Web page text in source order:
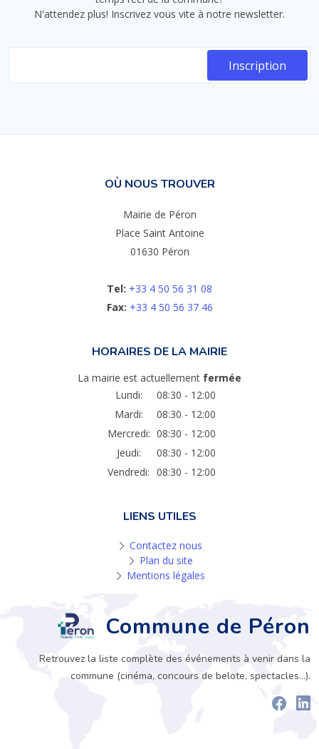
N'attendez plus! Inscrivez vous vite à notre newsletter.
OÙ NOUS TROUVER
Mairie de Péron
Place Saint Antoine
01630 Péron
Tel: +33 4 50 56 31 08
Fax: +33 4 50 56 37 46
HORAIRES DE LA MAIRIE
La mairie est actuellement fermée
Lundi:
08:30 - 12:00
Mardi:
08:30 - 12:00
Mercredi: 08:30 - 12:00
Jeudi:
08:30 - 12:00
Vendredi: 08:30 - 12:00
LIENS UTILES
Contactez nous
Plan du site
Mentions légales
Commune de Péron
Retrouvez la liste complète des événements à venir dans la
commune (cinéma, concours de belote, spectacles...).